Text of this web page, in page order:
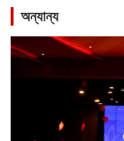
অন্যান্য